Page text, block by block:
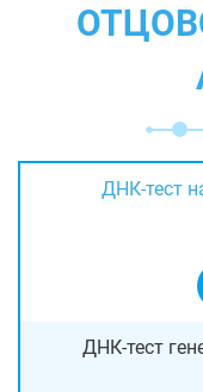
ДНК-тест
ДНК-тест